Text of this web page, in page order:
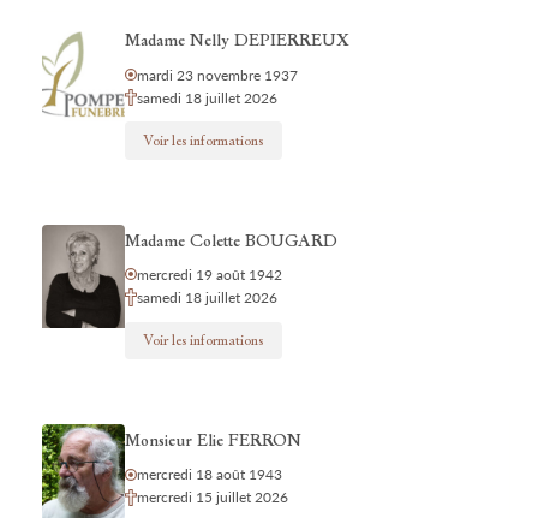
Madame Nelly DEPIERREUX
mardi 23 novembre 1937
samedi 18 juillet 2026
Voir les informations
Madame Colette BOUGARD
mercredi 19 août 1942
samedi 18 juillet 2026
Voir les informations
Monsieur Elie FERRON
mercredi 18 août 1943
mercredi 15 juillet 2026